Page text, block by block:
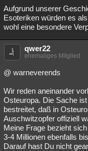
Aufgrund unserer
Esoteriken würden es
wohl eine besondere
qwer22
ehemaliges Mitglied
@ warneverends
Wir reden aneinander
Osteuropa. Die Sache
bestreitet, daß in
Auschwitzopfer offiziell
Meine Frage bezieht
3-4 Millionen ebenfalls
Darauf hast Du nicht